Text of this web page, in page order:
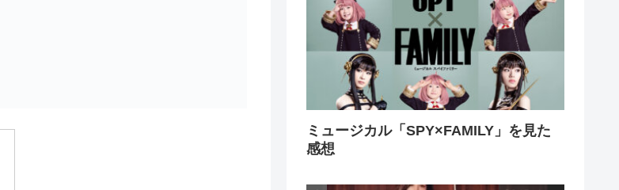
ミュージカル「SPY×FAMILY」を見た
感想